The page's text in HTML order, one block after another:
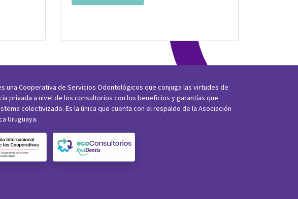
una Cooperativa de Servicios Odontológicos que conjuga las virtudes de
privada a nivel de los consultorios con los beneficios y garantías que
colectivizado. Es la única que cuenta con el respaldo de la Asociación
Uruguaya.